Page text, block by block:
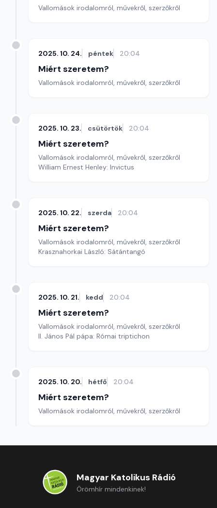
Vallomások irodalomról, művekről, szerzőkről
2025. 10. 24. péntek 20:04
Miért szeretem?
Vallomások irodalomról, művekről, szerzőkről
2025. 10. 23. csütörtök 20:04
Miért szeretem?
Vallomások irodalomról, művekről, szerzőkről
William Ernest Henley: Invictus
2025. 10. 22. szerda 20:04
Miért szeretem?
Vallomások irodalomról, művekről, szerzőkről
Krasznahorkai László: Sátántangó
2025. 10. 21. kedd 20:04
Miért szeretem?
Vallomások irodalomról, művekről, szerzőkről
II. János Pál pápa: Római triptichon
2025. 10. 20. hétfő 20:04
Miért szeretem?
Vallomások irodalomról, művekről, szerzőkről
Magyar Katolikus Rádió
Örömhír mindenkinek!